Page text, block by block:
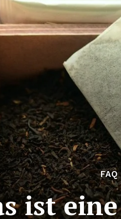
FAQ
ist